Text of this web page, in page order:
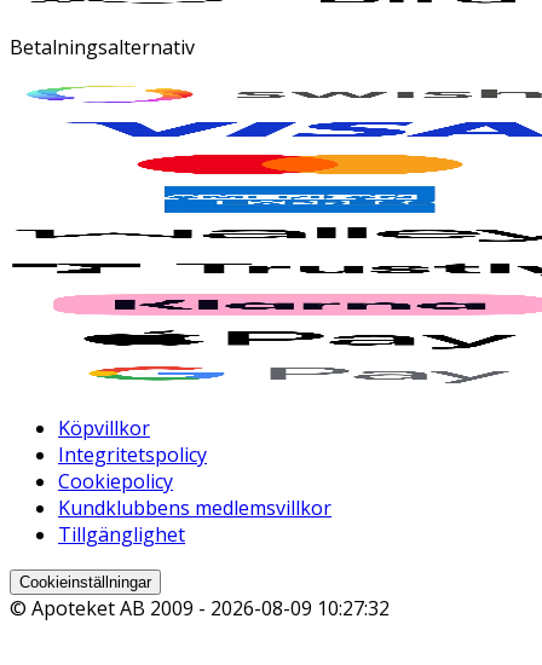
Betalningsalternativ
Köpvillkor
Integritetspolicy
Cookiepolicy
Kundklubbens medlemsvillkor
Tillgänglighet
Cookieinställningar
© Apoteket AB 2009 - 2026-08-09 10:27:32